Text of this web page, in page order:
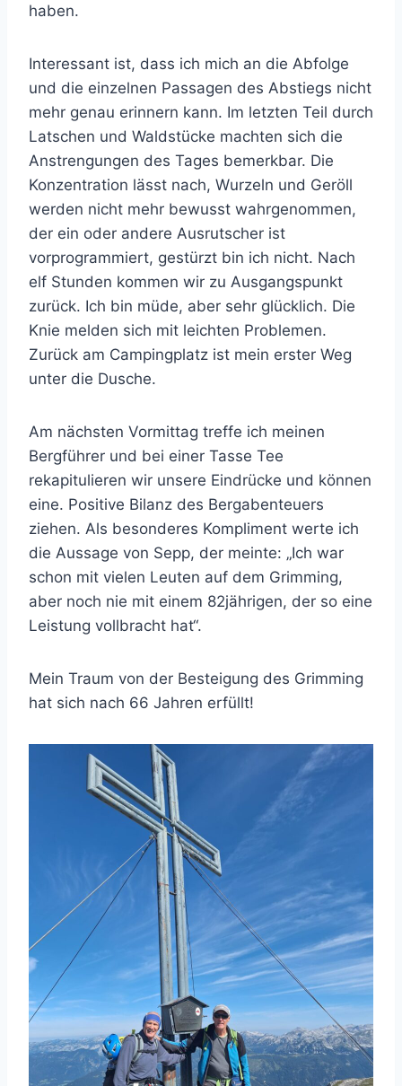
haben.
Interessant ist, dass ich mich an die Abfolge
und die einzelnen Passagen des Abstiegs nicht
mehr genau erinnern kann. Im letzten Teil durch
Latschen und Waldstücke machten sich die
Anstrengungen des Tages bemerkbar. Die
Konzentration lässt nach, Wurzeln und Geröll
werden nicht mehr bewusst wahrgenommen,
der ein oder andere Ausrutscher ist
vorprogrammiert, gestürzt bin ich nicht. Nach
elf Stunden kommen wir zu Ausgangspunkt
zurück. Ich bin müde, aber sehr glücklich. Die
Knie melden sich mit leichten Problemen.
Zurück am Campingplatz ist mein erster Weg
unter die Dusche.
Am nächsten Vormittag treffe ich meinen
Bergführer und bei einer Tasse Tee
rekapitulieren wir unsere Eindrücke und können
eine. Positive Bilanz des Bergabenteuers
ziehen. Als besonderes Kompliment werte ich
die Aussage von Sepp, der meinte: „Ich war
schon mit vielen Leuten auf dem Grimming,
aber noch nie mit einem 82jährigen, der so eine
Leistung vollbracht hat“.
Mein Traum von der Besteigung des Grimming
hat sich nach 66 Jahren erfüllt!